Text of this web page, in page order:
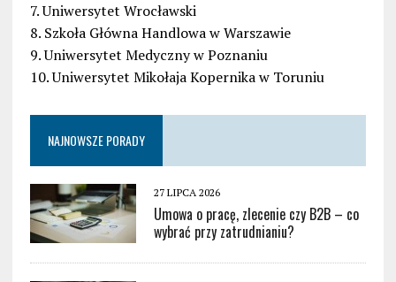
7. Uniwersytet Wrocławski
8. Szkoła Główna Handlowa w Warszawie
9. Uniwersytet Medyczny w Poznaniu
10. Uniwersytet Mikołaja Kopernika w Toruniu
NAJNOWSZE PORADY
27 LIPCA 2026
Umowa o pracę, zlecenie czy B2B – co
wybrać przy zatrudnianiu?